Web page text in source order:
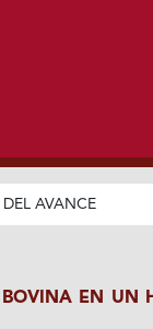
AVANCE
BOVINA EN UN